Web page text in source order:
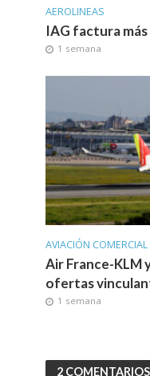
AEROLINEAS
IAG factura
1 semana
AVIACIÓN COMERCIAL
Air France-KLM
ofertas
1 semana
2 COMENTARIOS